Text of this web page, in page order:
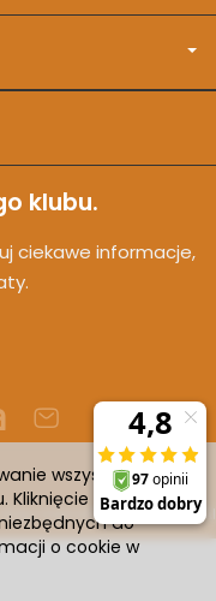
klubu.
ciekawe informacje,
Sklep internetowy SOTESHOP AI
wszystkich
“Odmowa”
do
o cookie w